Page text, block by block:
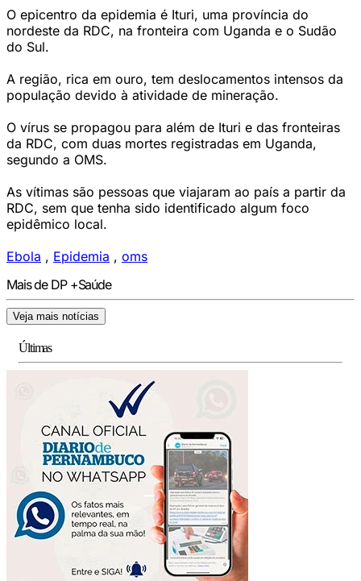
O epicentro da epidemia é Ituri, uma província do
nordeste da RDC, na fronteira com Uganda e o Sudão
do Sul.
A região, rica em ouro, tem deslocamentos intensos da
população devido à atividade de mineração.
O vírus se propagou para além de Ituri e das fronteiras
da RDC, com duas mortes registradas em Uganda,
segundo a OMS.
As vítimas são pessoas que viajaram ao país a partir da
RDC, sem que tenha sido identificado algum foco
epidêmico local.
Ebola , Epidemia , oms
Mais de DP +Saúde
Veja mais notícias
Últimas